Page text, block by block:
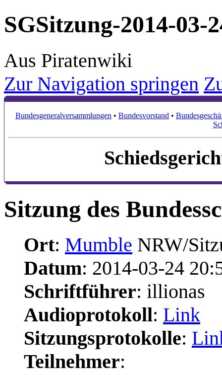
SGSitzung-2014-03-
Aus Piratenwiki
Zur Navigation springen
Bundesgeneralversammlungen • Bundesvorstand •
Sitzung des
Ort: Mumble NRW/
Datum: 2014-03-24
Schriftführer: illionas
Audioprotokoll: Link
Sitzungsprotokolle:
Teilnehmer: